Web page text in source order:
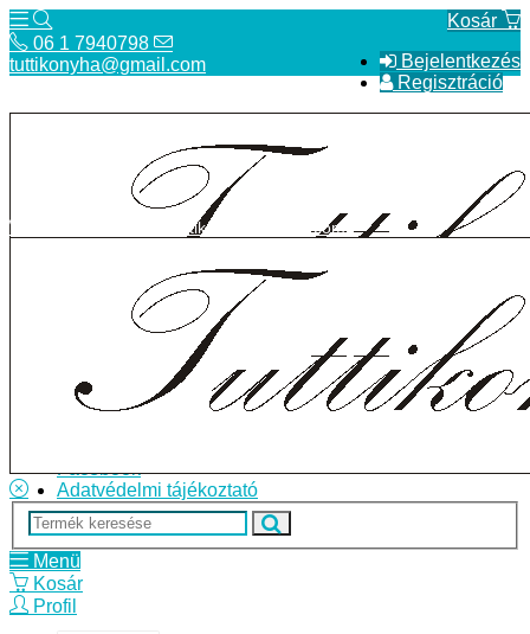
Kosár
Bejelentkezés
Regisztráció
06 1 7940798
tuttikonyha@gmail.com
Telefon
Szállítás
Facebook
Adatvédelmi tájékoztató
tuttikonyha@gmail.com
Menü
Kosár
Profil